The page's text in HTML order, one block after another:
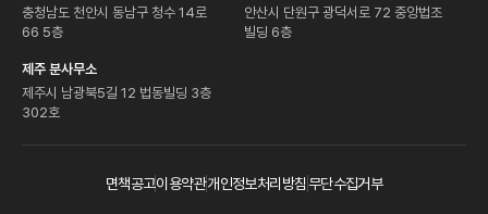
충청남도 천안시 동남구 청수 14로
66 5층
안산시 단원구 광덕서로 72 중앙법조
빌딩 6층
제주 분사무소
제주시 남광북5길 12 법동빌딩 3층
302호
면책공고이용약관개인정보처리방침무단수집거부